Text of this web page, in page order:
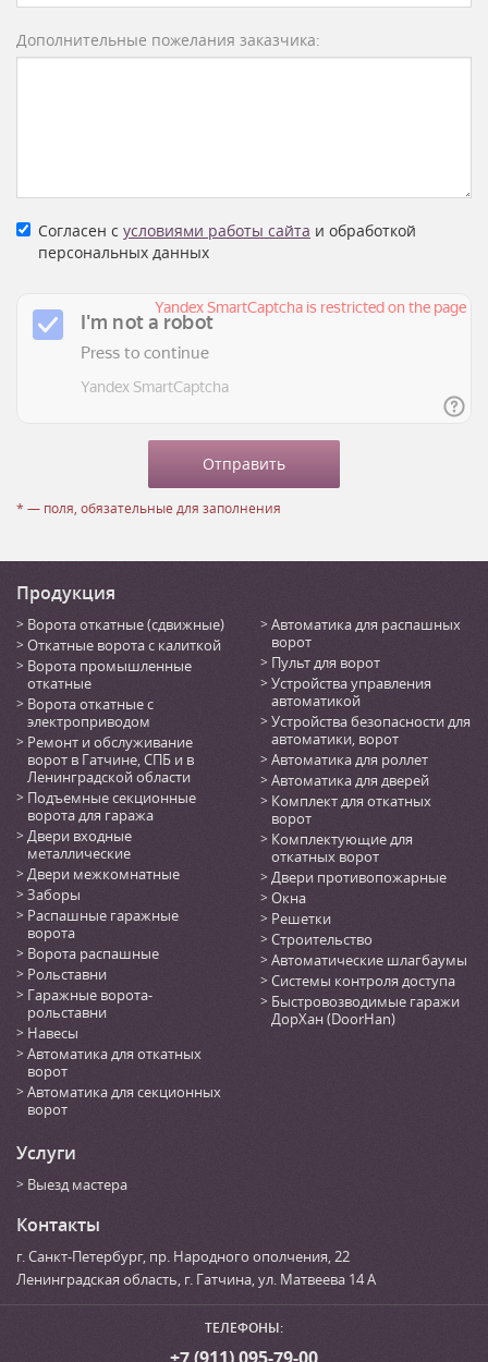
Дополнительные пожелания заказчика:
Согласен с условиями работы сайта и обработкой
персональных данных
* — поля, обязательные для заполнения
Продукция
Ворота откатные (сдвижные)
Откатные ворота с калиткой
Ворота промышленные
откатные
Ворота откатные с
электроприводом
Ремонт и обслуживание
ворот в Гатчине, СПБ и в
Ленинградской области
Подъемные секционные
ворота для гаража
Двери входные
металлические
Двери межкомнатные
Заборы
Распашные гаражные
ворота
Ворота распашные
Рольставни
Гаражные ворота-
рольставни
Навесы
Автоматика для откатных
ворот
Автоматика для секционных
ворот
Автоматика для распашных
ворот
Пульт для ворот
Устройства управления
автоматикой
Устройства безопасности для
автоматики, ворот
Автоматика для роллет
Автоматика для дверей
Комплект для откатных
ворот
Комплектующие для
откатных ворот
Двери противопожарные
Окна
Решетки
Строительство
Автоматические шлагбаумы
Системы контроля доступа
Быстровозводимые гаражи
ДорХан (DoorHan)
Услуги
Выезд мастера
Контакты
г. Санкт-Петербург, пр. Народного ополчения, 22
Ленинградская область, г. Гатчина,ул. Матвеева 14 А
ТЕЛЕФОНЫ: